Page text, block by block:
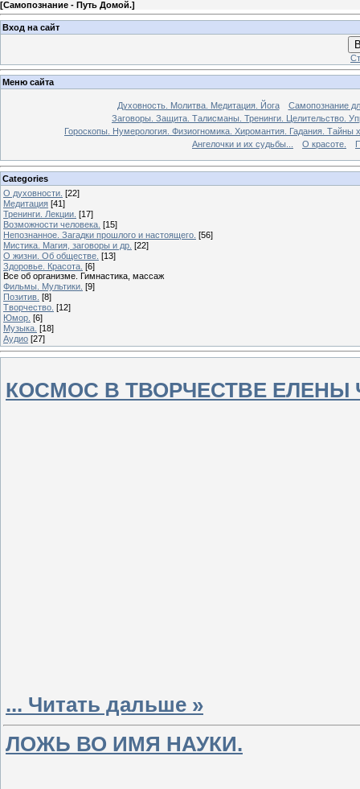
[Самопознание - Путь Домой.]
Вход на сайт
Меню сайта
Духовность. Молитва. Медитация. Йога
Самопознание
Заговоры. Защита. Талисманы. Тренинги. Целительство.
Гороскопы. Нумерология. Физиогномика. Хиромантия. Гадания. Тайны
Ангелочки и их судьбы...
О красоте.
Categories
О духовности. [22]
Медитация [41]
Тренинги. Лекции. [17]
Возможности человека. [15]
Непознанное. Загадки прошлого и настоящего. [56]
Мистика. Магия, заговоры и др. [22]
О жизни. Об обществе. [13]
Здоровье. Красота. [6]
Все об организме. Гимнастика, массаж
Фильмы. Мультики. [9]
Позитив. [8]
Творчество. [12]
Юмор. [6]
Музыка. [18]
Аудио [27]
КОСМОС В ТВОРЧЕСТВЕ ЕЛЕНЫ
... Читать дальше »
ЛОЖЬ ВО ИМЯ НАУКИ.